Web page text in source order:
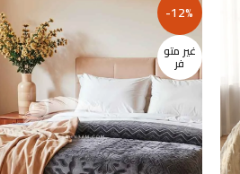
-12%
غير متو
فر